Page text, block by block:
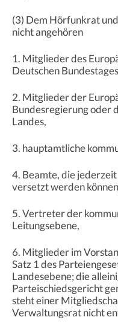
(3) Dem Hörfunkrat
nicht angehören
1. Mitglieder des
Deutschen
2. Mitglieder der
Bundesregierung oder
Landes,
3. hauptamtliche
4. Beamte, die
versetzt werden
5. Vertreter der
Leitungsebene,
6. Mitglieder im
Satz 1 des
Landesebene; die
Parteischiedsgericht
steht einer
Verwaltungsrat nicht